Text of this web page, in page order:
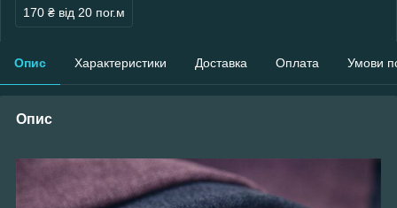
170 ₴ від 20 пог.м
Опис Характеристики Доставка Оплата Умови
Опис